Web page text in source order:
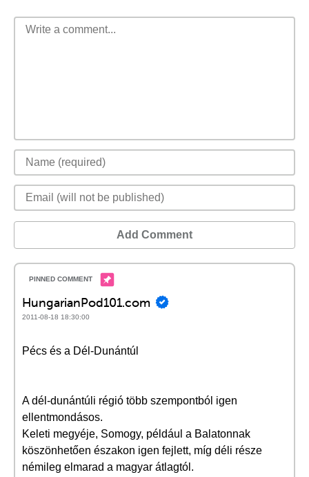
Add Comment
HungarianPod101.com
2011-08-18 18:30:00
Pécs és a Dél-Dunántúl
A dél-dunántúli régió több szempontból igen
ellentmondásos.
Keleti megyéje, Somogy, például a Balatonnak
köszönhetően északon igen fejlett, míg déli része
némileg elmarad a magyar átlagtól.